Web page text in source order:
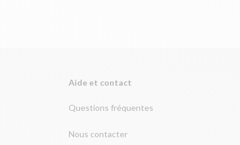
Aide et contact
Questions fréquentes
Nous contacter